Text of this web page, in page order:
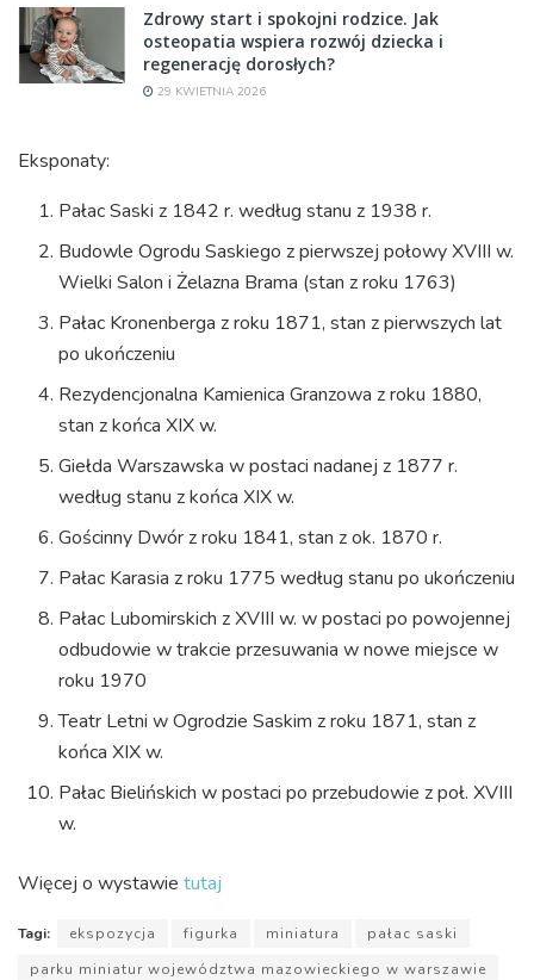
Zdrowy start i spokojni rodzice. Jak
osteopatia wspiera rozwój dziecka i
regenerację dorosłych?
29 KWIETNIA 2026
Eksponaty:
Pałac Saski z 1842 r. według stanu z 1938 r.
Budowle Ogrodu Saskiego z pierwszej połowy XVIII w.
Wielki Salon i Żelazna Brama (stan z roku 1763)
Pałac Kronenberga z roku 1871, stan z pierwszych lat
po ukończeniu
Rezydencjonalna Kamienica Granzowa z roku 1880,
stan z końca XIX w.
Giełda Warszawska w postaci nadanej z 1877 r.
według stanu z końca XIX w.
Gościnny Dwór z roku 1841, stan z ok. 1870 r.
Pałac Karasia z roku 1775 według stanu po ukończeniu
Pałac Lubomirskich z XVIII w. w postaci po powojennej
odbudowie w trakcie przesuwania w nowe miejsce w
roku 1970
Teatr Letni w Ogrodzie Saskim z roku 1871, stan z
końca XIX w.
Pałac Bielińskich w postaci po przebudowie z poł. XVIII
w.
Więcej o wystawie tutaj
Tagi: ekspozycja figurka miniatura
pałac saski
parku miniatur województwa mazowieckiego w warszawie